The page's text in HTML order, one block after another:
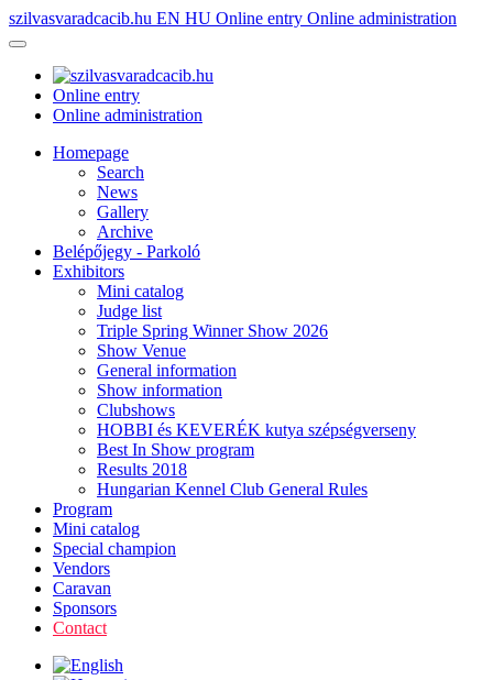
szilvasvaradcacib.hu EN HU Online entry Online administration
Online entry
Online administration
Homepage
Search
News
Gallery
Archive
Belépőjegy - Parkoló
Exhibitors
Mini catalog
Judge list
Triple Spring Winner Show 2026
Show Venue
General information
Show information
Clubshows
HOBBI és KEVERÉK kutya szépségverseny
Best In Show program
Results 2018
Hungarian Kennel Club General Rules
Program
Mini catalog
Special champion
Vendors
Caravan
Sponsors
Contact